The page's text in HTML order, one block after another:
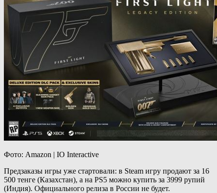
Фото: Amazon | IO Interactive
Предзаказы игры уже стартовали: в Steam игру продают за 16
500 тенге (Казахстан), а на PS5 можно купить за 3999 рупий
(Индия). Официального релиза в России не будет.